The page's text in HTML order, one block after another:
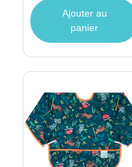
Ajouter au
panier